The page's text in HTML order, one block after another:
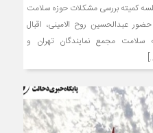
کمیته بررسی مشکلات حوزه سلامت
۸ آبان ماه) با حضور عبدالحسین روح الامینی، اقبال
سلامت مجمع نمایندگان تهران و